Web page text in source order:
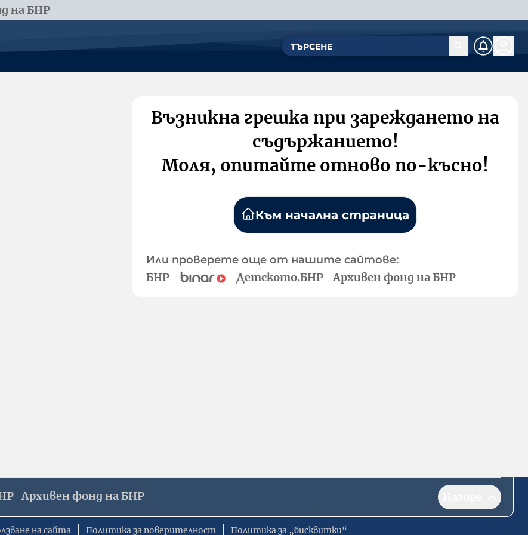
на БНР
Възникна грешка при зареждането на
съдържанието!
Моля, опитайте отново по-късно!
Към начална страница
Или проверете още от нашите сайтове:
БНР Детското.БНР Архивен фонд на БНР
Архивен фонд на БНР
на сайта Политика за поверителност Политика за „бисквитки“